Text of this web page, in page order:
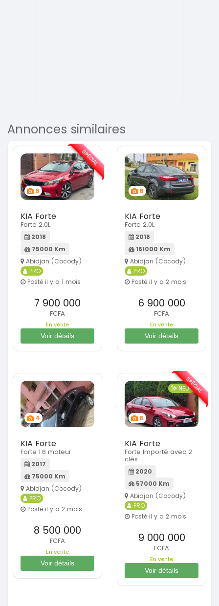
Annonces similaires
6
KIA Forte
Forte 2.0L
2018
75000 Km
Abidjan (Cocody)
PRO
Posté il y a 1 mois
7 900 000
FCFA
En vente
Voir détails
SPÉCIAL
6
KIA Forte
Forte 2.0L
2016
161000 Km
Abidjan (Cocody)
PRO
Posté il y a 2 mois
6 900 000
FCFA
En vente
Voir détails
4
KIA Forte
Forte 1.6 moteur
2017
75000 Km
Abidjan (Cocody)
PRO
Posté il y a 2 mois
8 500 000
FCFA
En vente
Voir détails
6
NEUF
KIA Forte
Forte Importé avec 2
clés
2020
57000 Km
Abidjan (Cocody)
PRO
Posté il y a 2 mois
9 000 000
FCFA
En vente
Voir détails
SPÉCIAL